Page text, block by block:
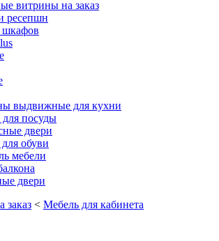
витрины на заказ
ресепшн
шкафов
выдвижные для кухни
посуды
двери
обуви
мебели
двери
заказ < Мебель для кабинета